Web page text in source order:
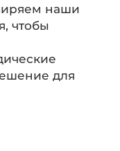
наши
чтобы
для